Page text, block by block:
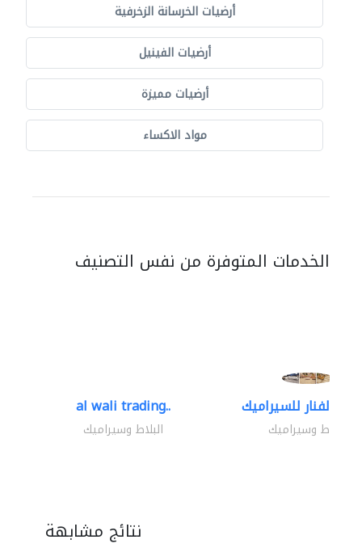
أرضيات الخرسانة الزخرفية
أرضيات الفينيل
أرضيات مميزة
مواد الاكساء
الخدمات المتوفرة من نفس التصنيف
al wali trading..
البلاط وسيراميك البلاط وسيراميك
نتائج مشابهة